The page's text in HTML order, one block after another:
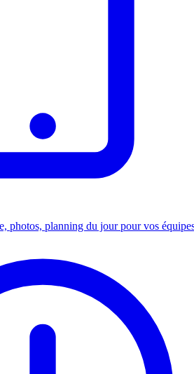
photos, planning du jour pour vos